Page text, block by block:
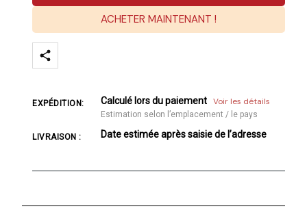
ACHETER MAINTENANT !
EXPÉDITION: Calculé lors du paiement Voir les détails
Estimation selon l’emplacement / le pays
LIVRAISON : Date estimée après saisie de l’adresse